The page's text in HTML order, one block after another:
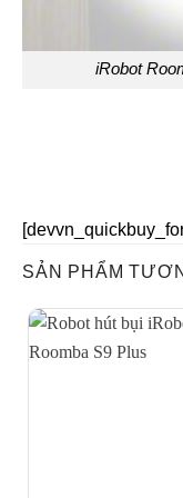
iRobot
2. Cảm biến sàn
SẢN PHẨM